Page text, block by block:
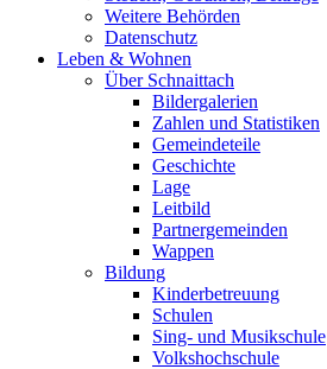
Weitere Behörden
Datenschutz
Leben & Wohnen
Über Schnaittach
Bildergalerien
Zahlen und Statistiken
Gemeindeteile
Geschichte
Lage
Leitbild
Partnergemeinden
Wappen
Bildung
Kinderbetreuung
Schulen
Sing- und Musikschule
Volkshochschule